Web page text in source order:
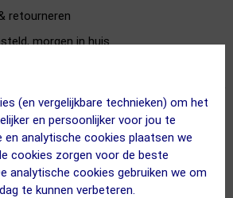
(en vergelijkbare technieken) om het
en persoonlijker voor jou te
en analytische cookies plaatsen we
cookies zorgen voor de beste
analytische cookies gebruiken we om
te kunnen verbeteren.
retourneren
morgen in huis
COMBINATIE
RoundTrip MTB Bike Travel Case Fiet...